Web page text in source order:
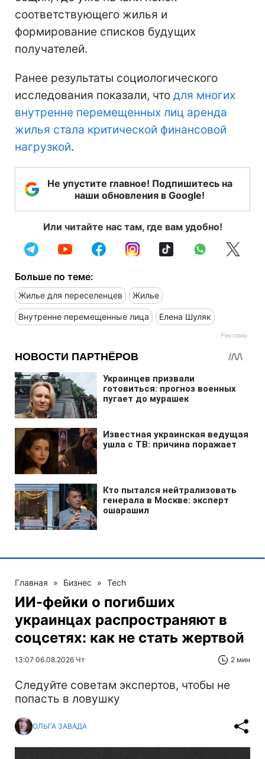
соответствующего жилья и
формирование списков будущих
получателей.
Ранее результаты социологического
исследования показали, что для многих
внутренне перемещенных лиц аренда
жилья стала критической финансовой
нагрузкой.
Не упустите главное! Подпишитесь на
наши обновления в Google!
Или читайте нас там, где вам удобно!
Больше по теме:
Жилье для переселенцев Жилье
Внутренне перемещенные лица Елена Шуляк
Главная » Бизнес » Tech
ИИ-фейки о погибших
украинцах распространяют в
соцсетях: как не стать жертвой
13:07 06.08.2026 Чт 2 мин
Следуйте советам экспертов, чтобы не
попасть в ловушку
ОЛЬГА ЗАВАДА